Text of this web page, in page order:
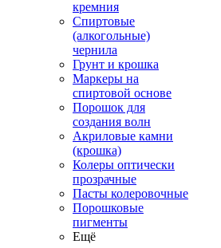
кремния
Спиртовые
(алкогольные)
чернила
Грунт и крошка
Маркеры на
спиртовой основе
Порошок для
создания волн
Акриловые камни
(крошка)
Колеры оптически
прозрачные
Пасты колеровочные
Порошковые
пигменты
Ещё